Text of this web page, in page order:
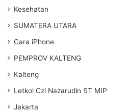
Kesehatan
SUMATERA UTARA
Cara iPhone
PEMPROV KALTENG
Kalteng
Letkol Czi Nazarudin ST MIP
Jakarta